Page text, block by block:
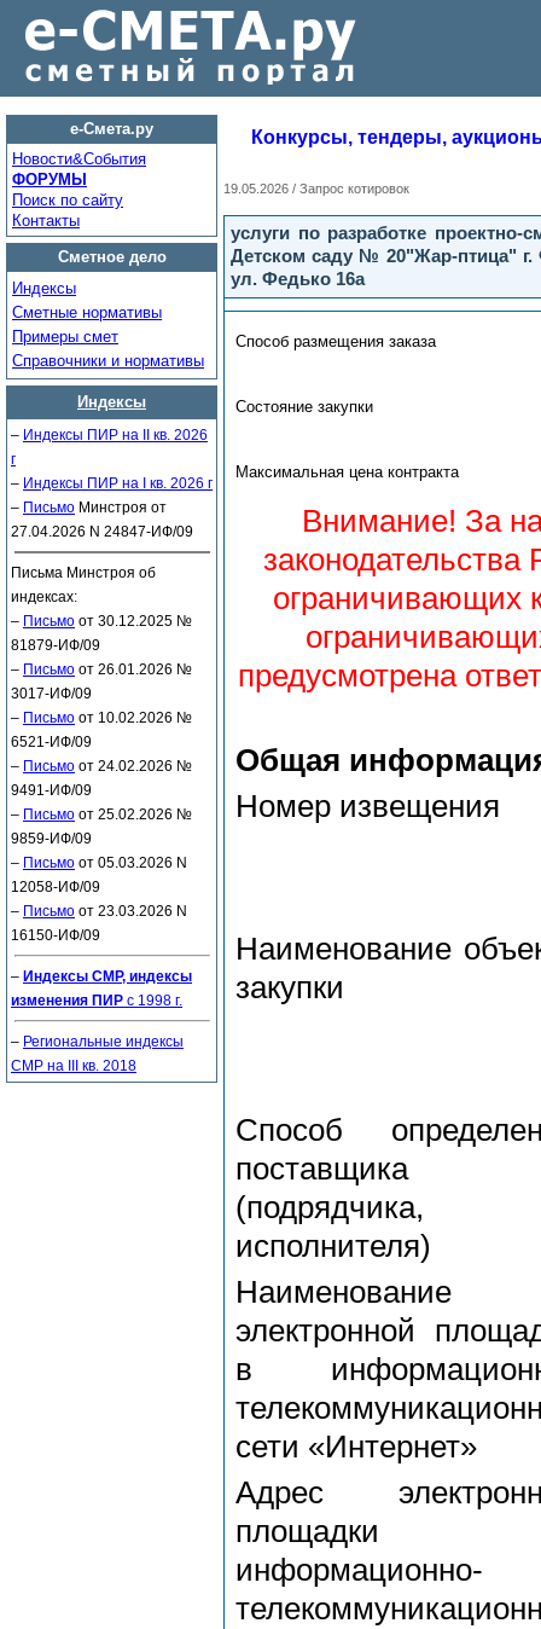
е-Смета.ру
Новости&Cобытия
ФОРУМЫ
Поиск по сайту
Контакты
Сметное дело
Индексы
Сметные нормативы
Примеры смет
Справочники и нормативы
Индексы
– Индексы ПИР на II кв. 2026
г
– Индексы ПИР на I кв. 2026 г
– Письмо Минстроя от
27.04.2026 N 24847-ИФ/09
Письма Минстроя об
индексах:
– Письмо от 30.12.2025 №
81879-ИФ/09
– Письмо от 26.01.2026 №
3017-ИФ/09
– Письмо от 10.02.2026 №
6521-ИФ/09
– Письмо от 24.02.2026 №
9491-ИФ/09
– Письмо от 25.02.2026 №
9859-ИФ/09
– Письмо от 05.03.2026 N
12058-ИФ/09
– Письмо от 23.03.2026 N
16150-ИФ/09
– Индексы СМР, индексы
изменения ПИР с 1998 г.
– Региональные индексы
СМР на III кв. 2018
Конкурсы, тендеры,
19.05.2026 / Запрос котировок
услуги по разработке
Детском саду № 20"Жар-птица"
ул. Федько 16а
Способ размещения заказа
Состояние закупки
Максимальная цена контракта
Внимание! За
ограничивающих
предусмотрена
Общая
Номер извещения
Наименование
закупки
Способ
поставщика
(подрядчика,
исполнителя)
Наименование
электронной
в
сети «Интернет»
Адрес
площадки
информационно-